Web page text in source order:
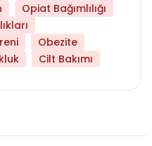
Opiat Bağımlılığı
Obezite
Cilt Bakımı